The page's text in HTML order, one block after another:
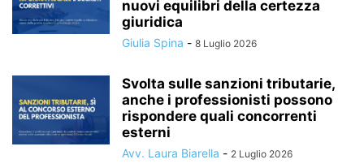
nuovi equilibri della certezza
giuridica
Giulia Spina - 8 Luglio 2026
Svolta sulle sanzioni tributarie,
anche i professionisti possono
rispondere quali concorrenti
esterni
Avv. Laura Biarella - 2 Luglio 2026